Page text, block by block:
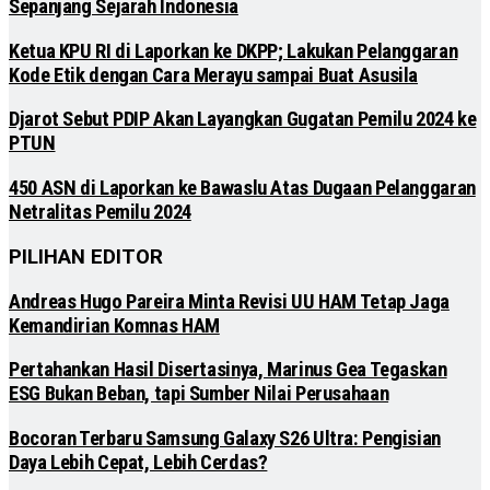
Sepanjang Sejarah Indonesia
Ketua KPU RI di Laporkan ke DKPP; Lakukan Pelanggaran
Kode Etik dengan Cara Merayu sampai Buat Asusila
Djarot Sebut PDIP Akan Layangkan Gugatan Pemilu 2024 ke
PTUN
450 ASN di Laporkan ke Bawaslu Atas Dugaan Pelanggaran
Netralitas Pemilu 2024
PILIHAN EDITOR
Andreas Hugo Pareira Minta Revisi UU HAM Tetap Jaga
Kemandirian Komnas HAM
Pertahankan Hasil Disertasinya, Marinus Gea Tegaskan
ESG Bukan Beban, tapi Sumber Nilai Perusahaan
Bocoran Terbaru Samsung Galaxy S26 Ultra: Pengisian
Daya Lebih Cepat, Lebih Cerdas?